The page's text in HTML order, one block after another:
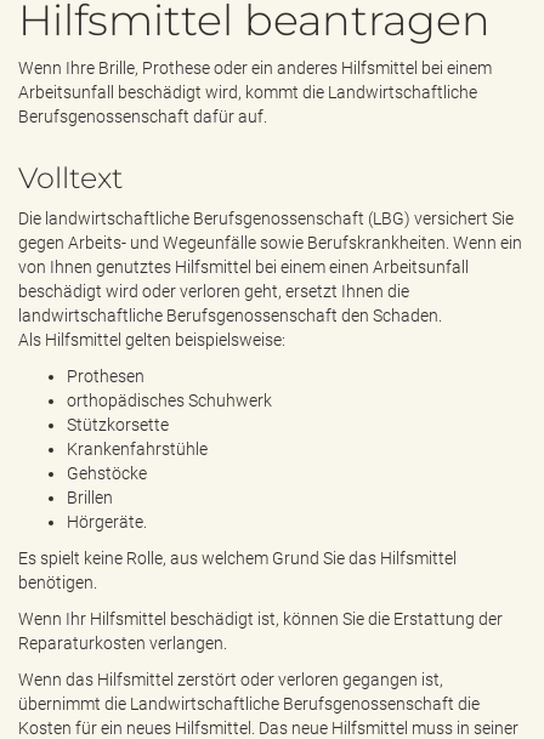
/
a
s
e
n
Hilfsmittel beantragen
Wenn Ihre Brille, Prothese oder ein anderes Hilfsmittel bei einem
Arbeitsunfall beschädigt wird, kommt die Landwirtschaftliche
Berufsgenossenschaft dafür auf.
Volltext
Die landwirtschaftliche Berufsgenossenschaft (LBG) versichert Sie
gegen Arbeits- und Wegeunfälle sowie Berufskrankheiten. Wenn ein
von Ihnen genutztes Hilfsmittel bei einem einen Arbeitsunfall
beschädigt wird oder verloren geht, ersetzt Ihnen die
landwirtschaftliche Berufsgenossenschaft den Schaden.
Als Hilfsmittel gelten beispielsweise:
Prothesen
orthopädisches Schuhwerk
Stützkorsette
Krankenfahrstühle
Gehstöcke
Brillen
Hörgeräte.
Es spielt keine Rolle, aus welchem Grund Sie das Hilfsmittel
benötigen.
Wenn Ihr Hilfsmittel beschädigt ist, können Sie die Erstattung der
Reparaturkosten verlangen.
Wenn das Hilfsmittel zerstört oder verloren gegangen ist,
übernimmt die Landwirtschaftliche Berufsgenossenschaft die
Kosten für ein neues Hilfsmittel. Das neue Hilfsmittel muss in seiner